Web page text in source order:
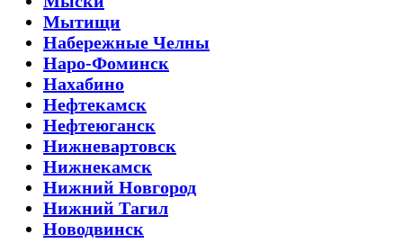
Мытищи
Набережные Челны
Наро-Фоминск
Нахабино
Нефтекамск
Нефтеюганск
Нижневартовск
Нижнекамск
Нижний Новгород
Нижний Тагил
Новодвинск